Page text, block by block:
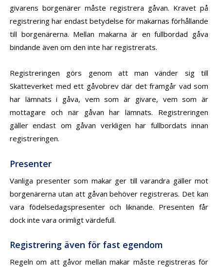
givarens borgenärer måste registrera gåvan. Kravet på
registrering har endast betydelse för makarnas förhållande
till borgenärerna. Mellan makarna är en fullbordad gåva
bindande även om den inte har registrerats.
Registreringen görs genom att man vänder sig till
Skatteverket med ett gåvobrev där det framgår vad som
har lämnats i gåva, vem som är givare, vem som är
mottagare och när gåvan har lämnats. Registreringen
gäller endast om gåvan verkligen har fullbordats innan
registreringen.
Presenter
Vanliga presenter som makar ger till varandra gäller mot
borgenärerna utan att gåvan behöver registreras. Det kan
vara födelsedagspresenter och liknande. Presenten får
dock inte vara orimligt värdefull.
Registrering även för fast egendom
Regeln om att gåvor mellan makar måste registreras för